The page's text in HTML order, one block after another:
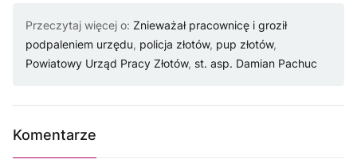
Przeczytaj więcej o: Znieważał pracownicę i groził
podpaleniem urzędu, policja złotów, pup złotów,
Powiatowy Urząd Pracy Złotów, st. asp. Damian Pachuc
Komentarze